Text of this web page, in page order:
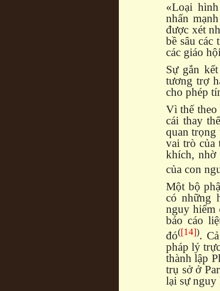
«Loại
nhấn
được xét
bề sâu các
các giáo
Sự gắn
tương trợ
cho phép
Vì thế theo
cái thay
quan trọng
vai trò của
khích, nhờ
của con
Một bộ
có những
nguy hiểm
báo cáo
đó([14]).
pháp lý
thành lập
trụ sở ở
lại sự nguy